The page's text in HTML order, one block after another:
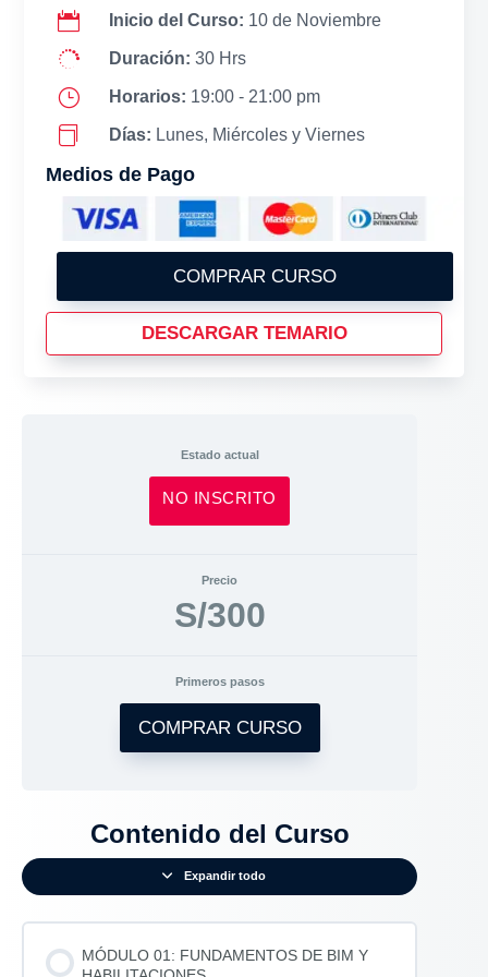
 Inicio del Curso: 10 de Noviembre
 Duración: 30 Hrs
} Horarios: 19:00 - 21:00 pm
 Días: Lunes, Miércoles y Viernes
Medios de Pago
COMPRAR CURSO
DESCARGAR TEMARIO
Estado actual
NO INSCRITO
Precio
S/300
Primeros pasos
COMPRAR CURSO
Contenido del Curso
Expandir todo
MÓDULO 01: FUNDAMENTOS DE BIM Y